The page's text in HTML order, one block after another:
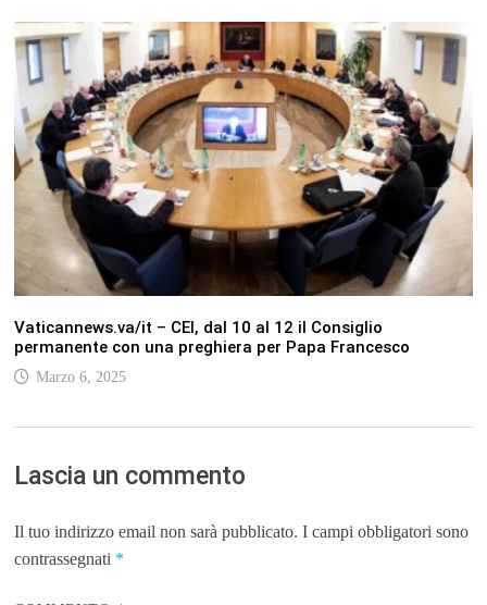
Vaticannews.va/it – CEI, dal 10 al 12 il Consiglio
permanente con una preghiera per Papa Francesco
Marzo 6, 2025
Lascia un commento
Il tuo indirizzo email non sarà pubblicato. I campi obbligatori sono
contrassegnati *